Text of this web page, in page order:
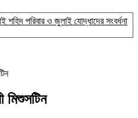
পরিবার ও জুলাই যোদ্ধাদের সংবর্ধনা
মিশুসটিন